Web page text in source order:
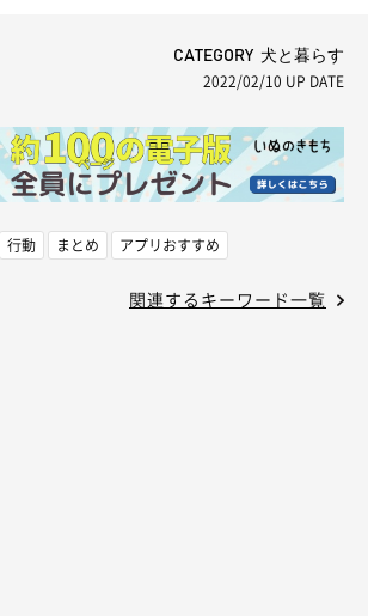
CATEGORY 犬と暮らす
2022/02/10 UP DATE
行動 まとめ アプリおすすめ
関連するキーワード一覧